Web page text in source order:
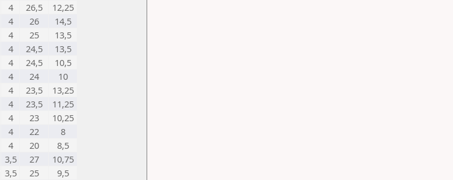
4 26,5
12,25
4 26
14,5
4 25
13,5
4 24,5
13,5
4 24,5
10,5
4 24
10
4 23,5
13,25
4 23,5
11,25
4 23
10,25
4 22
8
4 20
8,5
3,5 27
10,75
3,5 25
9,5